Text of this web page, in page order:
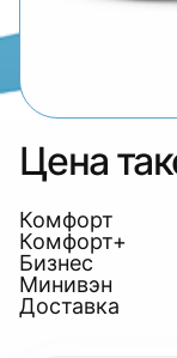
Цена
Комфорт
Комфорт+
Бизнес
Минивэн
Доставка